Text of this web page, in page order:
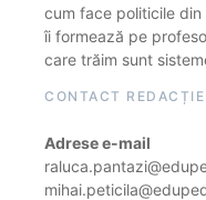
cum face politicile
îi formează pe
care trăim sunt
CONTACT REDACȚIE
Adrese e-mail